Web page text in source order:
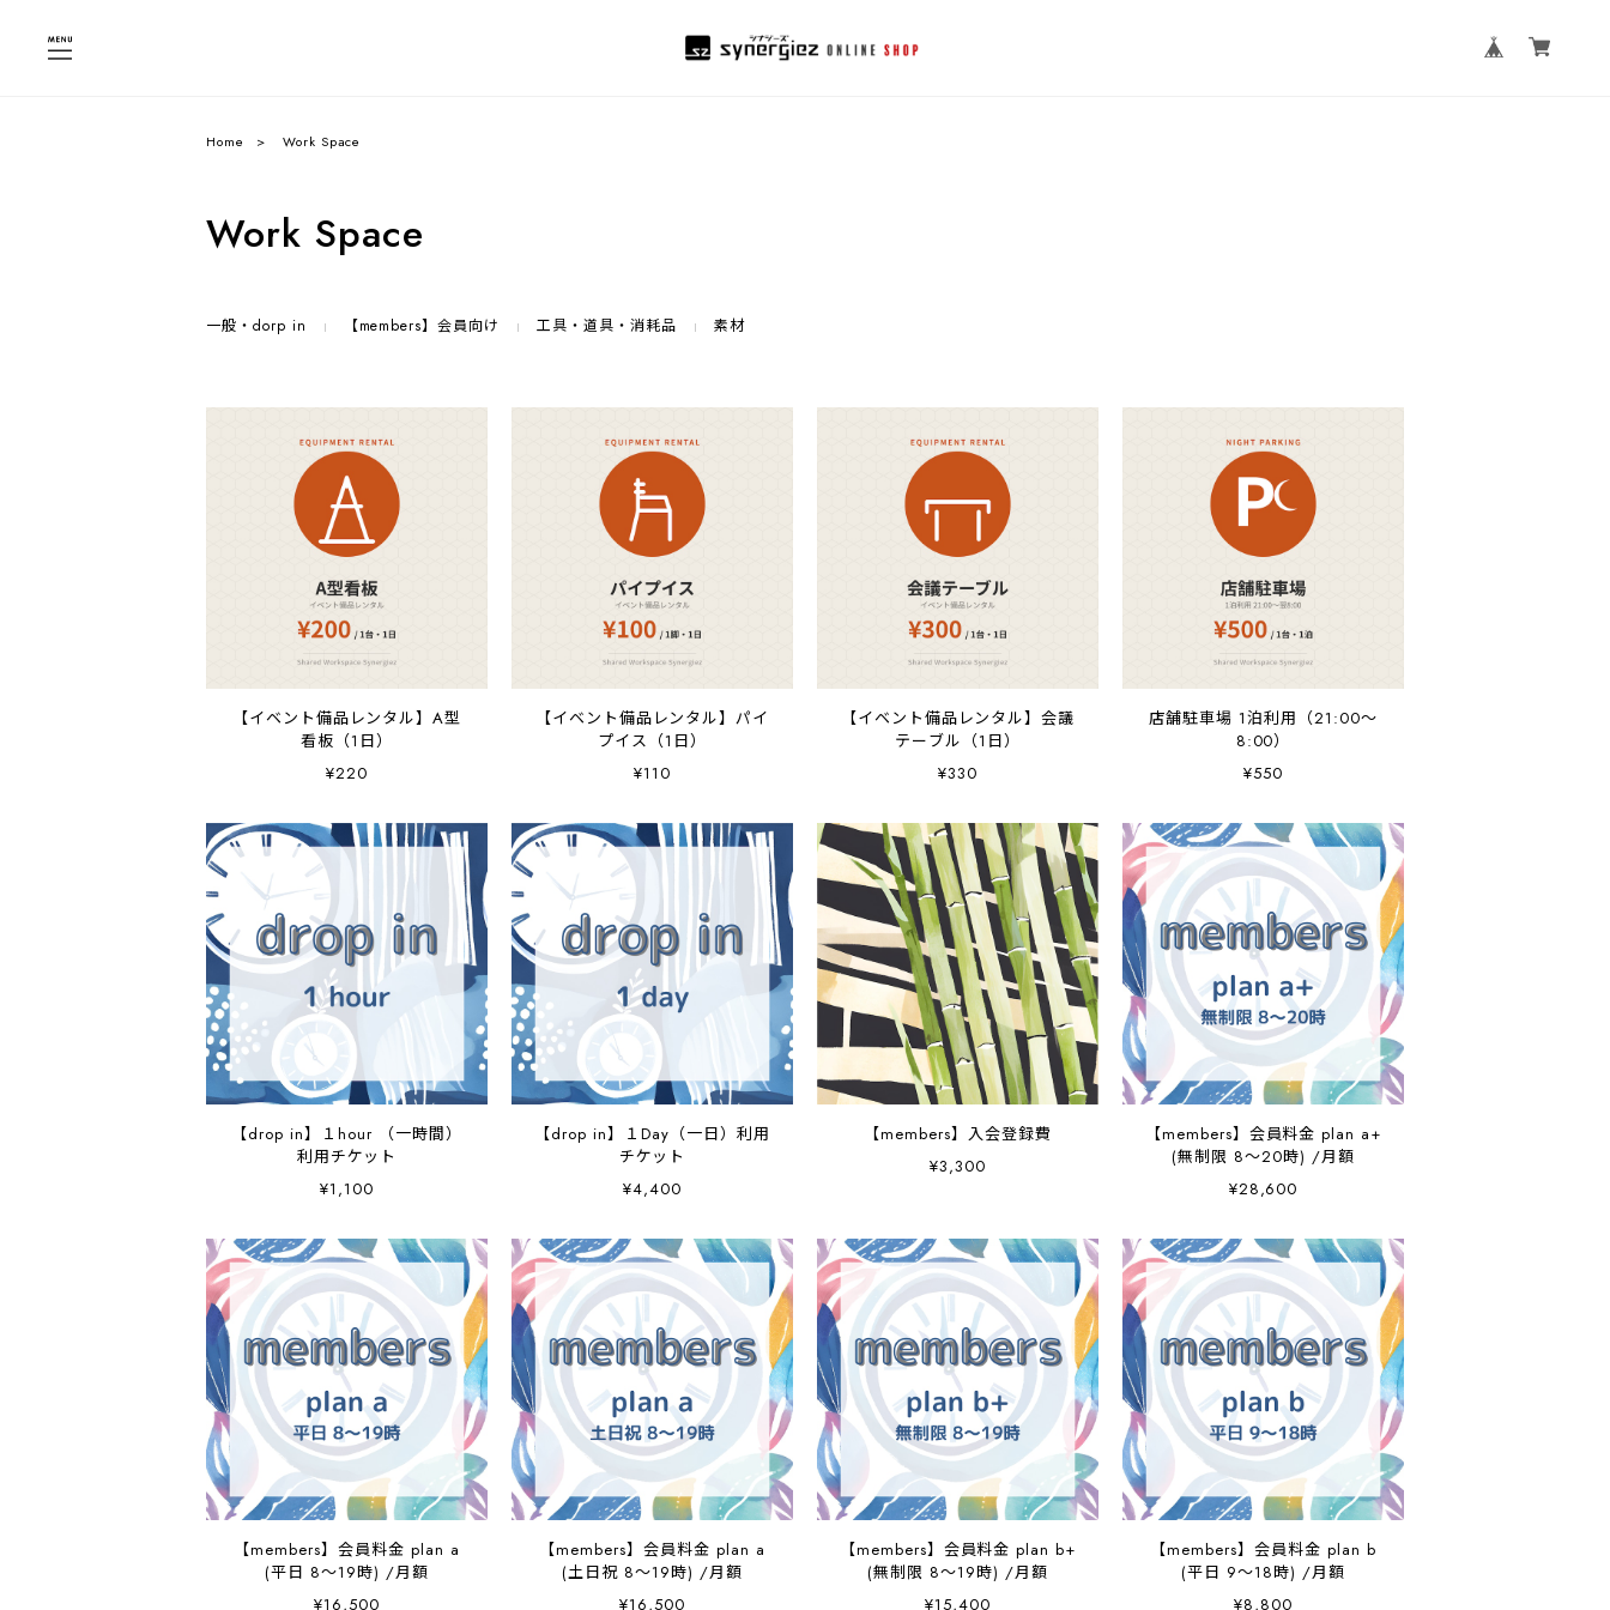
Home Work Space
Work Space
一般・dorp in 【members】会員向け 工具・道具・消耗品 素材
【イベント備品レンタル】A型
看板（1日）
¥220
【イベント備品レンタル】パイ
プイス（1日）
¥110
【イベント備品レンタル】会議
テーブル（1日）
¥330
店舗駐車場 1泊利用（21:00〜
8:00）
¥550
【drop in】１hour （一時間）
利用チケット
¥1,100
【drop in】１Day（一日）利用
チケット
¥4,400
【members】入会登録費
¥3,300
【members】会員料金 plan a+
(無制限 8～20時) /月額
¥28,600
【members】会員料金 plan a
(平日 8～19時) /月額
¥16,500
【members】会員料金 plan a
(土日祝 8～19時) /月額
¥16,500
【members】会員料金 plan b+
(無制限 8～19時) /月額
¥15,400
【members】会員料金 plan b
(平日 9～18時) /月額
¥8,800